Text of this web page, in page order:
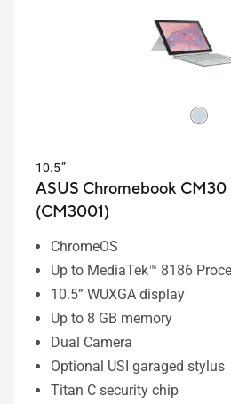
10.5”
ASUS Chromebook
(CM3001)
ChromeOS
Up to MediaTek™ 8186
10.5” WUXGA display
Up to 8 GB memory
Dual Camera
Optional USI garaged stylus
Titan C security chip